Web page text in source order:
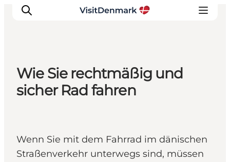
Inspiration
Reiseplanung
Wie Sie rechtmäßig und
sicher Rad fahren
Wenn Sie mit dem Fahrrad im dänischen
Straßenverkehr unterwegs sind, müssen